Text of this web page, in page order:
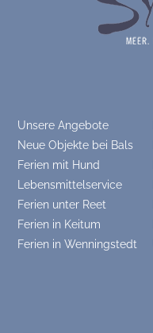
Unsere Angebote
Neue Objekte bei Bals
Ferien mit Hund
Lebensmittelservice
Ferien unter Reet
Ferien in Keitum
Ferien in Wenningstedt